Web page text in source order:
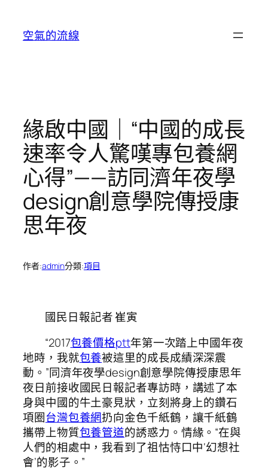
空氣的流線
緣啟中國｜“中國的成長
速率令人驚嘆專包養網
心得”——訪同濟年夜學
design創意學院傳授康
思年夜
作者:admin分類:項目
國民日報記者 崔寅
“2017包養價格ptt年第一次踏上中國年夜
地時，我就包養被這里的成長成績深深震
動。”同濟年夜學design創意學院傳授康思年
夜日前接收國民日報記者專訪時，講述了本
身與中國的牛土豪見狀，立刻將身上的鑽石
項圈台灣包養網扔向金色千紙鶴，讓千紙鶴
攜帶上物質包養管道的誘惑力。情緣。“在與
人們的相處中，我看到了祖怙恃口中‘幻想社
會’的影子。”